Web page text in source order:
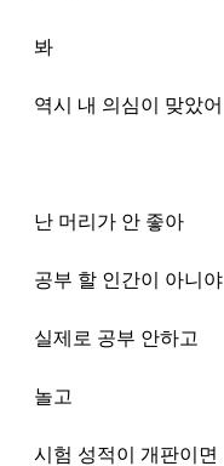
봐
역시 내 의심이 맞았어
난 머리가 안 좋아
공부 할 인간이 아니야
실제로 공부 안하고
놀고
시험 성적이 개판이면